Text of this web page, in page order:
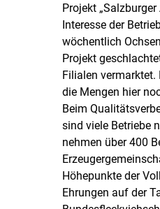
Projekt
Interesse der
wöchentlich
Projekt
Filialen vermarktet.
die Mengen hier
Beim
sind viele Betriebe
nehmen über 400
Höhepunkte der
Ehrungen auf der